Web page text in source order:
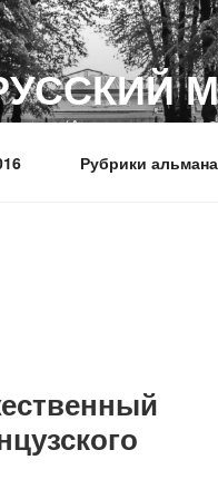
(Архив выпусков
Рубрики